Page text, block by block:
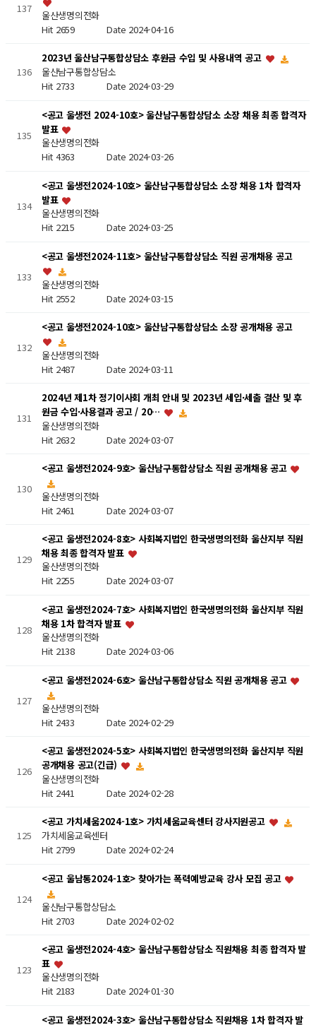
137
울산생명의전화
Hit 2659 Date 2024-04-16
136
2023년 울산남구통합상담소 후원금 수입 및 사용내역 공고
울산남구통합상담소
Hit 2733 Date 2024-03-29
135
<공고 울생전 2024-10호> 울산남구통합상담소 소장 채용 최종 합격자
발표
울산생명의전화
Hit 4363 Date 2024-03-26
134
<공고 울생전2024-10호> 울산남구통합상담소 소장 채용 1차 합격자
발표
울산생명의전화
Hit 2215 Date 2024-03-25
133
<공고 울생전2024-11호> 울산남구통합상담소 직원 공개채용 공고
울산생명의전화
Hit 2552 Date 2024-03-15
132
<공고 울생전2024-10호> 울산남구통합상담소 소장 공개채용 공고
울산생명의전화
Hit 2487 Date 2024-03-11
131
2024년 제1차 정기이사회 개최 안내 및 2023년 세입·세출 결산 및 후
원금 수입·사용결과 공고 / 20…
울산생명의전화
Hit 2632 Date 2024-03-07
130
<공고 울생전2024-9호> 울산남구통합상담소 직원 공개채용 공고
울산생명의전화
Hit 2461 Date 2024-03-07
129
<공고 울생전2024-8호> 사회복지법인 한국생명의전화 울산지부 직원
채용 최종 합격자 발표
울산생명의전화
Hit 2255 Date 2024-03-07
128
<공고 울생전2024-7호> 사회복지법인 한국생명의전화 울산지부 직원
채용 1차 합격자 발표
울산생명의전화
Hit 2138 Date 2024-03-06
127
<공고 울생전2024-6호> 울산남구통합상담소 직원 공개채용 공고
울산생명의전화
Hit 2433 Date 2024-02-29
126
<공고 울생전2024-5호> 사회복지법인 한국생명의전화 울산지부 직원
공개채용 공고(긴급)
울산생명의전화
Hit 2441 Date 2024-02-28
125
<공고 가치세움2024-1호> 가치세움교육센터 강사지원공고
가치세움교육센터
Hit 2799 Date 2024-02-24
124
<공고 울남통2024-1호> 찾아가는 폭력예방교육 강사 모집 공고
울산남구통합상담소
Hit 2703 Date 2024-02-02
123
<공고 울생전2024-4호> 울산남구통합상담소 직원채용 최종 합격자 발
표
울산생명의전화
Hit 2183 Date 2024-01-30
<공고 울생전2024-3호> 울산남구통합상담소 직원채용 1차 합격자 발